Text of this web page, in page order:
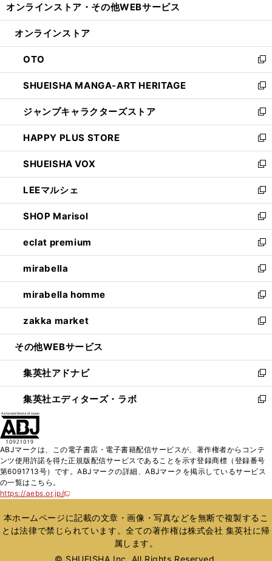
開
ン
ウ
で
開
く
ウ
ン
ド
ウ
で
開
く
オンラインストア・ その他WEBサービス
オンラインストア
OTO
新
し
い
ウ
ィ
ン
ド
ウ
で
開
く
SHUEISHA MANGA-ART HERITAGE
新
し
い
ウ
ィ
ン
ド
ウ
で
開
く
ジャンプキャラクターズストア
新
し
い
ウ
ィ
ン
ド
ウ
で
開
く
HAPPY PLUS STORE
新
し
い
ウ
ィ
ン
ド
ウ
で
開
く
SHUEISHA VOX
新
し
い
ウ
ィ
ン
ド
ウ
で
開
く
LEEマルシェ
新
し
い
ウ
ィ
ン
ド
ウ
で
開
く
SHOP Marisol
新
し
い
ウ
ィ
ン
ド
ウ
で
開
eclat premium
新
し
い
ウ
ィ
ン
ド
ウ
開
く
mirabella
新
し
い
ウ
ィ
ン
ウ
で
開
く
mirabella homme
新
し
い
ウ
ン
ド
ウ
で
zakka market
新
し
ウ
ィ
ン
ド
く
その他WEBサービス
集英社アドナビ
新
し
い
ド
ウ
で
集英社エディターズ・ラボ
新
ィ
ン
ド
開
く
ABJマークは、この電子書店・電子書籍配信サービスが、著作権者からコンテ
ンツ使用許諾を得た正規版配信サービスであることを示す登録商標（登録番号
第6091713号）です。ABJマークの詳細、ABJマークを掲示しているサービス
の一覧はこちら。
https://aebs.or.jp/
新
い
ウ
ィ
本ホームページに記載の文章・画像・写真などを無断で複製するこ
とは法律で禁じられています。全ての著作権は株式会社 集英社に帰
属します。